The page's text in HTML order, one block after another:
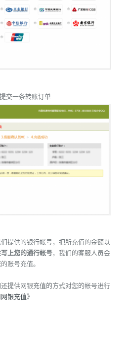
交一条转账订单
提供的银行帐号，把所充值的金额以
上您的通行帐号，我们的客服人员会
账号充值。
提供网银充值的方式对您的帐号进行
银充值》